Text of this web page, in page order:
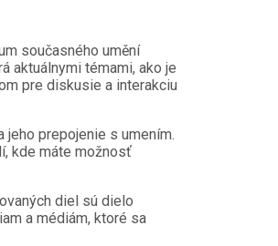
současného umění
aktuálnymi témami, ako je
pre diskusie a interakciu
jeho prepojenie s umením.
kde máte možnosť
diel sú dielo
a médiám, ktoré sa